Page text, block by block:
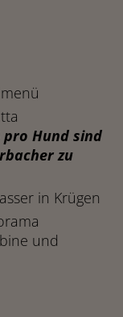
pro Hund sind
zu
in Krügen
und